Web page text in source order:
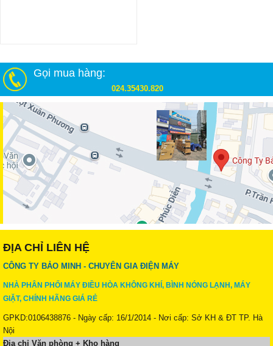
Gọi mua hàng:
024.35430.820
ĐỊA CHỈ LIÊN HỆ
CÔNG TY BẢO MINH - CHUYÊN GIA ĐIỆN MÁY
NHÀ PHÂN PHỐI MÁY ĐIỀU HÒA KHÔNG KHÍ, BÌNH NÓNG LẠNH, MÁY
GIẶT, CHÍNH HÃNG GIÁ RẺ
GPKD:0106438876 - Ngày cấp: 16/1/2014 - Nơi cấp: Sở KH & ĐT TP. Hà
Nội
Địa chỉ Văn phòng + Kho hàng